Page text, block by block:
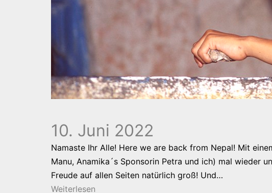
10. Juni 2022
Namaste Ihr Alle! Here we are back from Nepal! Mit
Manu, Anamika´s Sponsorin Petra und ich) mal wieder
Freude auf allen Seiten natürlich groß! Und…
Weiterlesen